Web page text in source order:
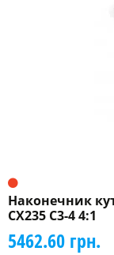
Наконечник
CX235 C3-4 4:1
5462.60 грн.